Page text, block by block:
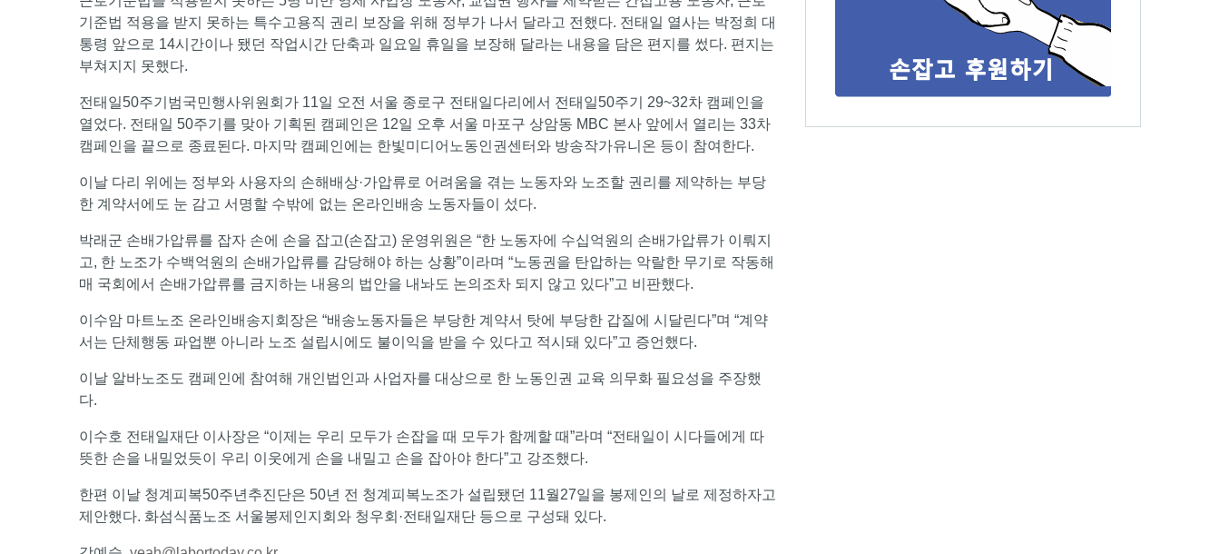
기준법 적용을 받지 못하는 특수고용직 권리 보장을 위해 정부가 나서 달라고 전했다. 전태일 열사는 박정희 대
통령 앞으로 14시간이나 됐던 작업시간 단축과 일요일 휴일을 보장해 달라는 내용을 담은 편지를 썼다. 편지는
부쳐지지 못했다.
전태일50주기범국민행사위원회가 11일 오전 서울 종로구 전태일다리에서 전태일50주기 29~32차 캠페인을
열었다. 전태일 50주기를 맞아 기획된 캠페인은 12일 오후 서울 마포구 상암동 MBC 본사 앞에서 열리는 33차
캠페인을 끝으로 종료된다. 마지막 캠페인에는 한빛미디어노동인권센터와 방송작가유니온 등이 참여한다.
이날 다리 위에는 정부와 사용자의 손해배상·가압류로 어려움을 겪는 노동자와 노조할 권리를 제약하는 부당
한 계약서에도 눈 감고 서명할 수밖에 없는 온라인배송 노동자들이 섰다.
박래군 손배가압류를 잡자 손에 손을 잡고(손잡고) 운영위원은 “한 노동자에 수십억원의 손배가압류가 이뤄지
고, 한 노조가 수백억원의 손배가압류를 감당해야 하는 상황”이라며 “노동권을 탄압하는 악랄한 무기로 작동해
매 국회에서 손배가압류를 금지하는 내용의 법안을 내놔도 논의조차 되지 않고 있다”고 비판했다.
이수암 마트노조 온라인배송지회장은 “배송노동자들은 부당한 계약서 탓에 부당한 갑질에 시달린다”며 “계약
서는 단체행동 파업뿐 아니라 노조 설립시에도 불이익을 받을 수 있다고 적시돼 있다”고 증언했다.
이날 알바노조도 캠페인에 참여해 개인법인과 사업자를 대상으로 한 노동인권 교육 의무화 필요성을 주장했
다.
이수호 전태일재단 이사장은 “이제는 우리 모두가 손잡을 때 모두가 함께할 때”라며 “전태일이 시다들에게 따
뜻한 손을 내밀었듯이 우리 이웃에게 손을 내밀고 손을 잡아야 한다”고 강조했다.
한편 이날 청계피복50주년추진단은 50년 전 청계피복노조가 설립됐던 11월27일을 봉제인의 날로 제정하자고
제안했다. 화섬식품노조 서울봉제인지회와 청우회·전태일재단 등으로 구성돼 있다.